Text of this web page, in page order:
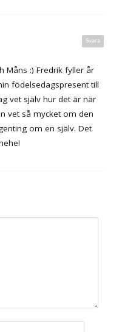
Svara
Måns :) Fredrik fyller år
födelsedagspresent till
vet själv hur det är när
vet så mycket om den
om en själv. Det